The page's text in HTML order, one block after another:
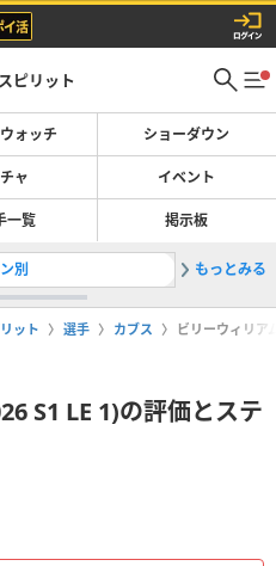
ピリット
ォッチ ショーダウン
ャ イベント
一覧 掲示板
別 2OTWお
もっとみる
ット 選手 カブス ビリーウィリア
S1 LE 1)の評価とステ